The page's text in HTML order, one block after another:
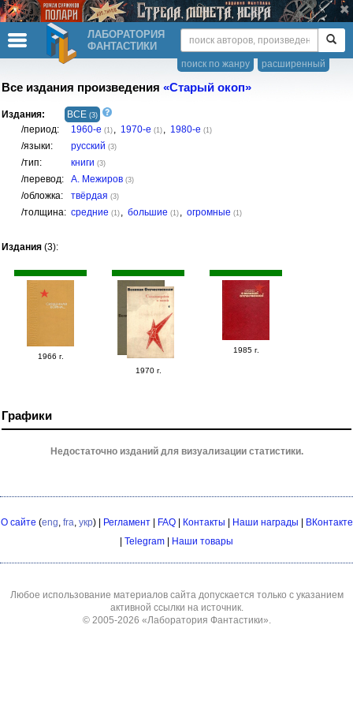
ЛАБОРАТОРИЯ
ФАНТАСТИКИ
расширенный
поиск по жанру
Все издания произведения «Старый окоп»
Издания: ВСЕ (3)
/период: 1960-е (1) , 1970-е (1) , 1980-е (1)
/языки: русский (3)
/тип: книги (3)
/перевод: А. Межиров (3)
/обложка: твёрдая (3)
/толщина: средние (1) , большие (1) , огромные (1)
Издания (3):
1966 г.
1970 г.
1985 г.
Графики
Недостаточно изданий для визуализации статистики.
О сайте (eng, fra, укр) | Регламент| FAQ| Контакты Наши награды
ВКонтакте
Telegram Наши товары
Любое использование материалов сайта допускается только с указанием
активной ссылки на источник.
© 2005-2026 «Лаборатория Фантастики».